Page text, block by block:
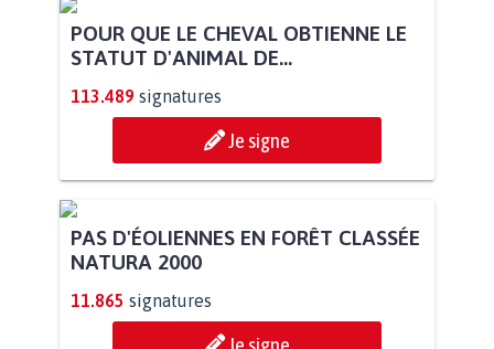
POUR QUE LE CHEVAL OBTIENNE LE
STATUT D'ANIMAL DE...
113.489 signatures